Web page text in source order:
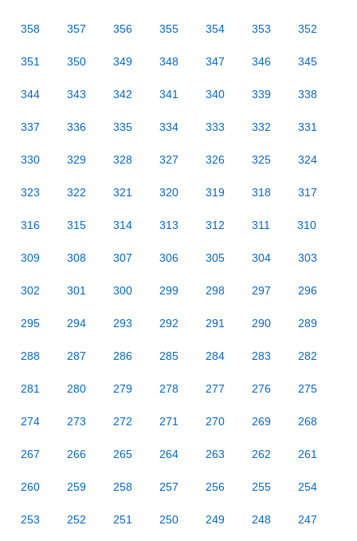
358 357 356 355 354 353 352
351 350 349 348 347 346 345
344 343 342 341 340 339 338
337 336 335 334 333 332 331
330 329 328 327 326 325 324
323 322 321 320 319 318 317
316 315 314 313 312 311 310
309 308 307 306 305 304 303
302 301 300 299 298 297 296
295 294 293 292 291 290 289
288 287 286 285 284 283 282
281 280 279 278 277 276 275
274 273 272 271 270 269 268
267 266 265 264 263 262 261
260 259 258 257 256 255 254
253 252 251 250 249 248 247